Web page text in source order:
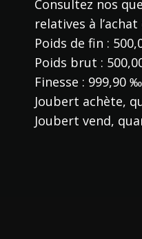
Consultez nos
relatives à
Poids de fin :
Poids brut :
Finesse : 999,90 ‰
Joubert achète,
Joubert vend,